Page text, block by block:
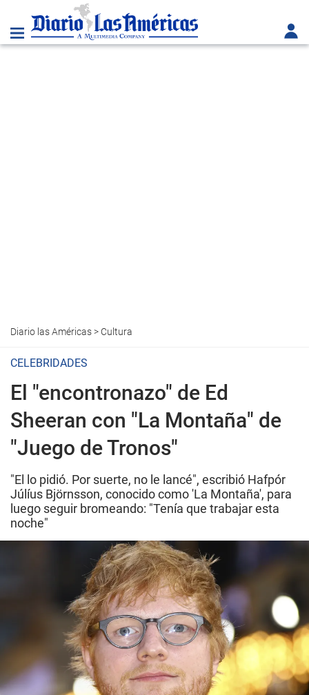
Diario las Américas> Cultura
CELEBRIDADES
El "encontronazo" de Ed
Sheeran con "La Montaña" de
"Juego de Tronos"
"El lo pidió. Por suerte, no le lancé", escribió Hafpór
Júlíus Björnsson, conocido como 'La Montaña', para
luego seguir bromeando: "Tenía que trabajar esta
noche"